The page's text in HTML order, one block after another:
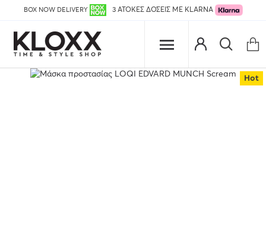
BOX NOW DELIVERY 3 ΑΤΟΚΕΣ ΔΟΣΕΙΣ ΜΕ KLARNA
Hot